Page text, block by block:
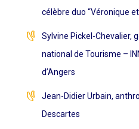
célèbre duo “Véronique et
Sylvine Pickel-Chevalier,
national de Tourisme –
d’Angers
Jean-Didier Urbain,
Descartes